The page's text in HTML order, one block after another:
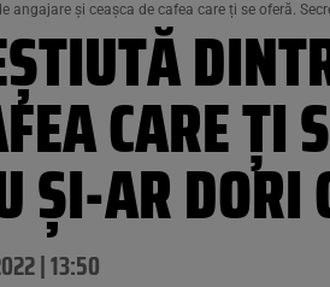
angajare și ceașca de cafea care ți se oferă.
CARE ȚI
ȘI-AR DORI
| 13:50